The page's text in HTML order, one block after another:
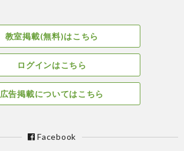
教室掲載(無料)はこちら
ログインはこちら
広告掲載についてはこちら
Facebook